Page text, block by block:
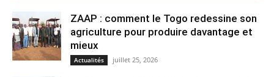
ZAAP : comment le Togo redessine son
agriculture pour produire davantage et
mieux
Actualités juillet 25, 2026